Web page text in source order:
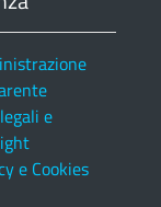
e
e Cookies